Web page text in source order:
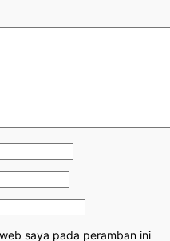
saya pada peramban ini